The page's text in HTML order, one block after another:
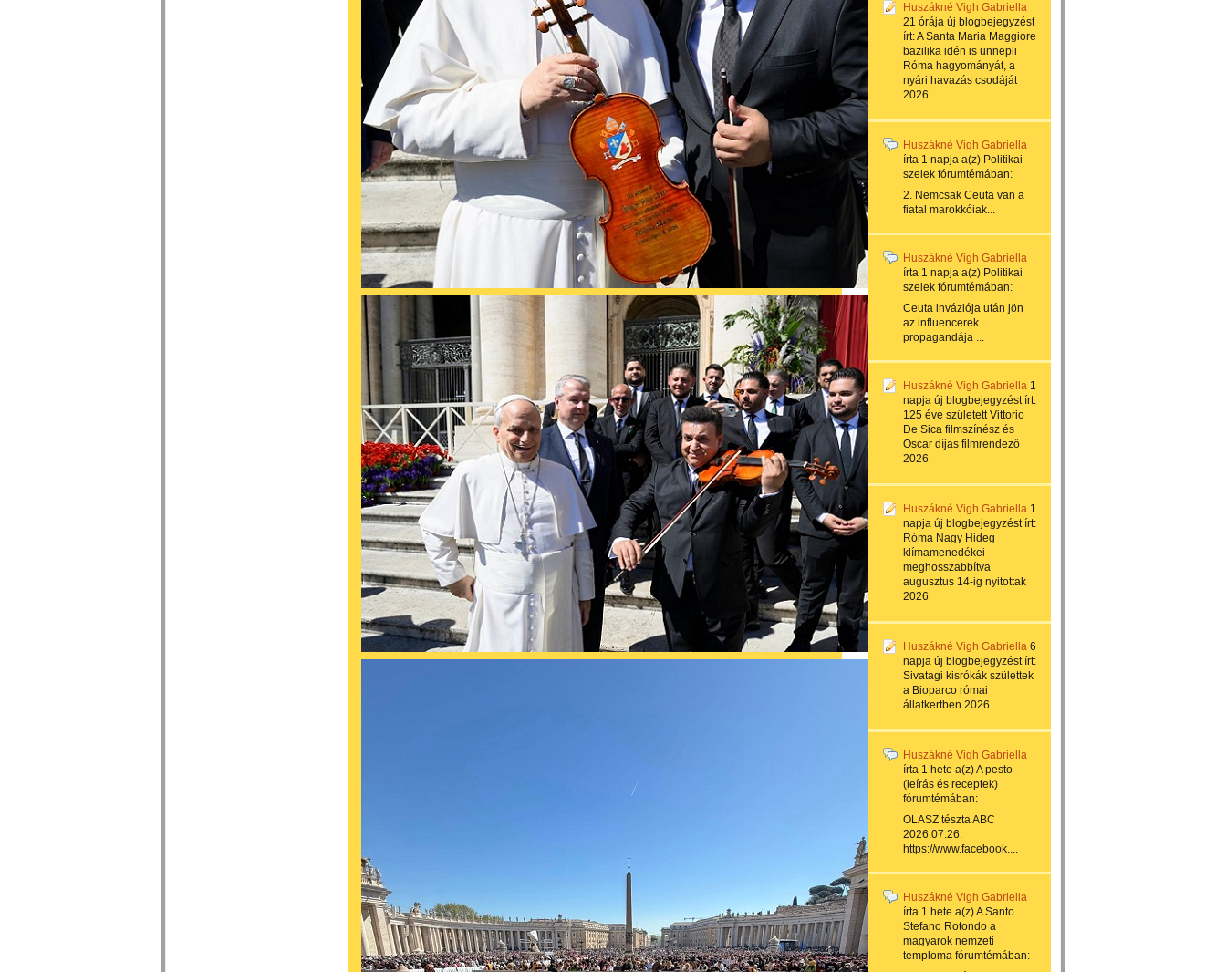
Huszákné Vigh Gabriella
21 órája új blogbejegyzést
írt:A Santa Maria Maggiore
bazilika idén is ünnepli
Róma hagyományát, a
nyári havazás csodáját
2026
Huszákné Vigh Gabriella
írta 1 napja a(z) Politikai
szelek fórumtémában:
2. Nemcsak Ceuta van a
fiatal marokkóiak...
Huszákné Vigh Gabriella
írta 1 napja a(z) Politikai
szelek fórumtémában:
Ceuta inváziója után jön
az influencerek
propagandája ...
Huszákné Vigh Gabriella 1
napja új blogbejegyzést írt:
125 éve született Vittorio
De Sica filmszínész és
Oscar díjas filmrendező
2026
Huszákné Vigh Gabriella 1
napja új blogbejegyzést írt:
Róma Nagy Hideg
klímamenedékei
meghosszabbítva
augusztus 14-ig nyitottak
2026
Huszákné Vigh Gabriella 6
napja új blogbejegyzést írt:
Sivatagi kisrókák születtek
a Bioparco római
állatkertben 2026
Huszákné Vigh Gabriella
írta 1 hete a(z)A pesto
(leírás és receptek)
fórumtémában:
OLASZ tészta ABC
2026.07.26.
https://www.facebook....
Huszákné Vigh Gabriella
írta 1 hete a(z)A Santo
Stefano Rotondo a
magyarok nemzeti
temploma fórumtémában: